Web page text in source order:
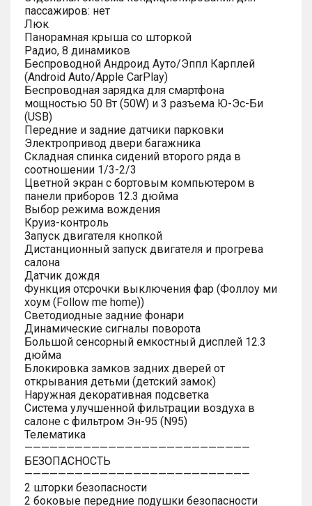
пассажиров: нет
Люк
Панорамная крыша со шторкой
Радио, 8 динамиков
Беспроводной Андроид Ауто/Эппл Карплей
(Android Auto/Apple CarPlay)
Беспроводная зарядка для смартфона
мощностью 50 Вт (50W) и 3 разъема Ю-Эс-Би
(USB)
Передние и задние датчики парковки
Электропривод двери багажника
Складная спинка сидений второго ряда в
соотношении 1/3-2/3
Цветной экран с бортовым компьютером в
панели приборов 12.3 дюйма
Выбор режима вождения
Круиз-контроль
Запуск двигателя кнопкой
Дистанционный запуск двигателя и прогрева
салона
Датчик дождя
Функция отсрочки выключения фар (Фоллоу ми
хоум (Follow me home))
Светодиодные задние фонари
Динамические сигналы поворота
Большой сенсорный емкостный дисплей 12.3
дюйма
Блокировка замков задних дверей от
открывания детьми (детский замок)
Наружная декоративная подсветка
Система улучшенной фильтрации воздуха в
салоне с фильтром Эн-95 (N95)
Телематика
———————————————————————————
БЕЗОПАСНОСТЬ
———————————————————————————
2 шторки безопасности
2 боковые передние подушки безопасности